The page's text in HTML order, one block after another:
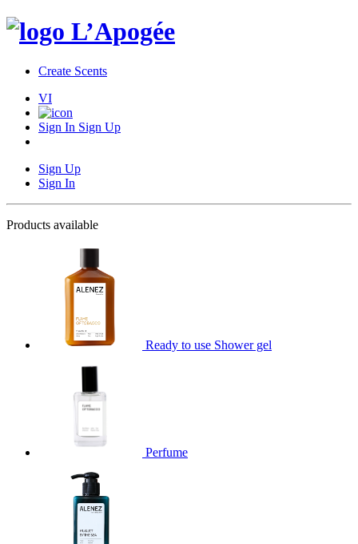
Create Scents
VI
Sign In Sign Up
Sign Up
Sign In
Products available
Ready to use Shower gel
Perfume